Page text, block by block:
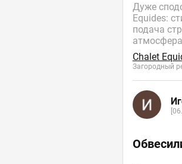
Дуже
Equides:
подача
Chalet
Загородный